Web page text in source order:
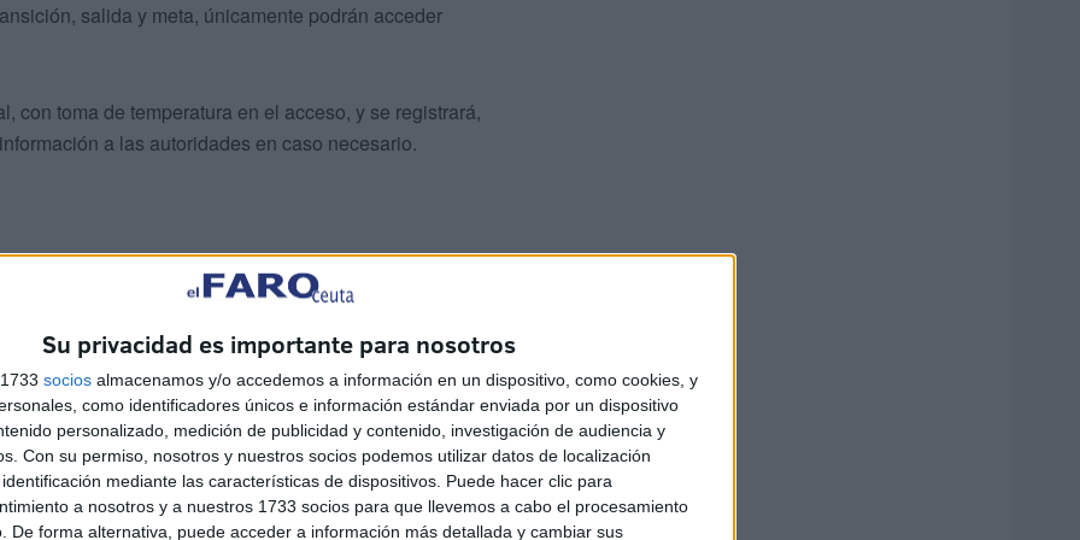
Su privacidad es importante para nosotros
socios almacenamos y/o accedemos a información en un dispositivo, como cookies, y
como identificadores únicos e información estándar enviada por un dispositivo
personalizado, medición de publicidad y contenido, investigación de audiencia y
Con su permiso, nosotros y nuestros socios podemos utilizar datos de localización
mediante las características de dispositivos. Puede hacer clic para
a nosotros y a nuestros 1733 socios para que llevemos a cabo el procesamiento
De forma alternativa, puede acceder a información más detallada y cambiar sus
salida y meta, únicamente podrán acceder
con toma de temperatura en el acceso, y se registrará,
a las autoridades en caso necesario.
las medidas necesarias, implementando un
administrativas, para garantizar la seguridad
para el avance del deporte.
dentro de la sede han sido estudiados al
permitir el retorno a las pruebas nacionales.